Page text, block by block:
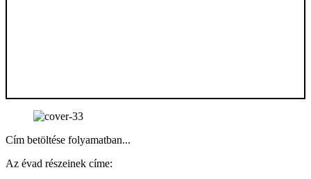
Cím betöltése folyamatban...
Az évad részeinek címe: